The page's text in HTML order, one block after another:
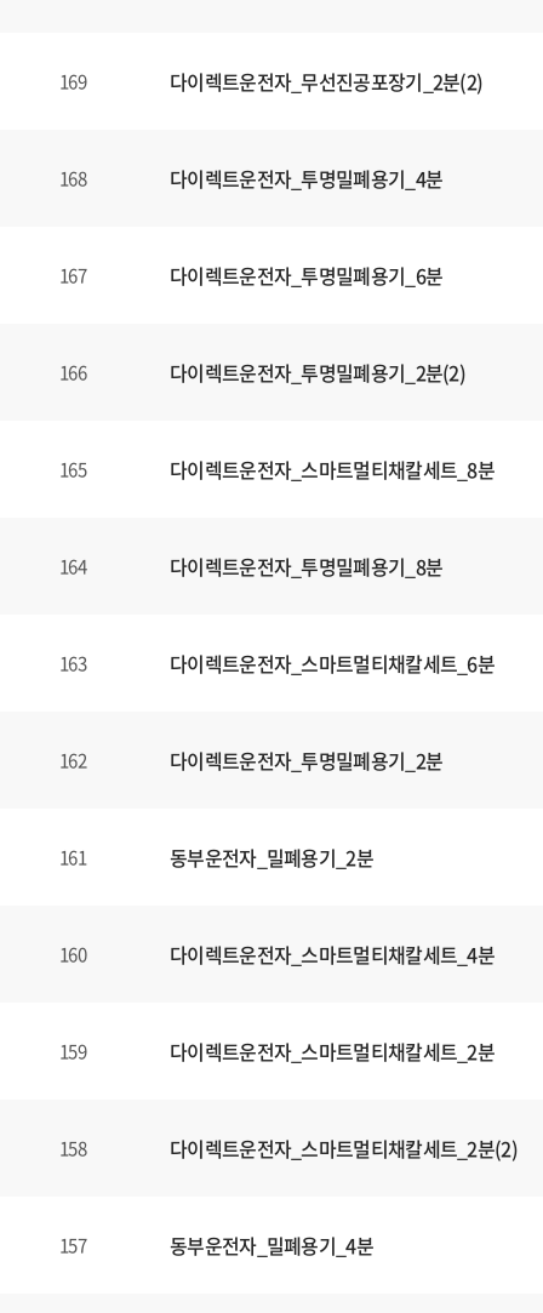
169 다이렉트운전자_무선진공포장기_2분(2)
168 다이렉트운전자_투명밀폐용기_4분
167 다이렉트운전자_투명밀폐용기_6분
166 다이렉트운전자_투명밀폐용기_2분(2)
165 다이렉트운전자_스마트멀티채칼세트_8분
164 다이렉트운전자_투명밀폐용기_8분
163 다이렉트운전자_스마트멀티채칼세트_6분
162 다이렉트운전자_투명밀폐용기_2분
161 동부운전자_밀폐용기_2분
160 다이렉트운전자_스마트멀티채칼세트_4분
159 다이렉트운전자_스마트멀티채칼세트_2분
158 다이렉트운전자_스마트멀티채칼세트_2분(2)
157 동부운전자_밀폐용기_4분